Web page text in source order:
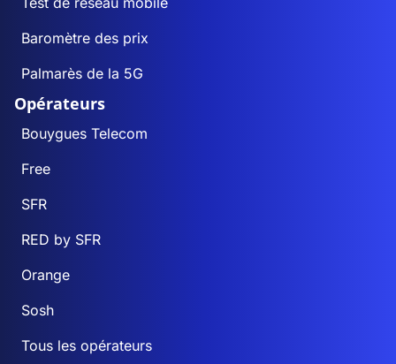
Baromètre des prix
Palmarès de la 5G
Opérateurs
Bouygues Telecom
Free
SFR
RED by SFR
Orange
Sosh
Tous les opérateurs